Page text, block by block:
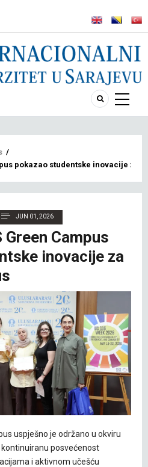
/
pokazao studentske inovacije za
JUN 01, 2026
Green Campus
inovacije za
uspješno je održano u okviru
kontinuiranu posvećenost
i aktivnom učešću